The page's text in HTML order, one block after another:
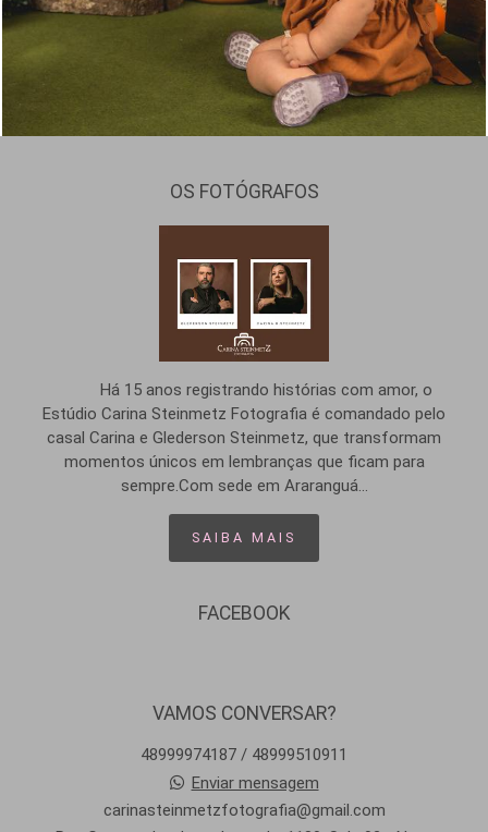
697 0
OS FOTÓGRAFOS
Há 15 anos registrando histórias com amor, o
Estúdio Carina Steinmetz Fotografia é comandado pelo
casal Carina e Glederson Steinmetz, que transformam
momentos únicos em lembranças que ficam para
sempre.Com sede em Araranguá...
SAIBA MAIS
FACEBOOK
VAMOS CONVERSAR?
48999974187 / 48999510911
Enviar mensagem
carinasteinmetzfotografia@gmail.com